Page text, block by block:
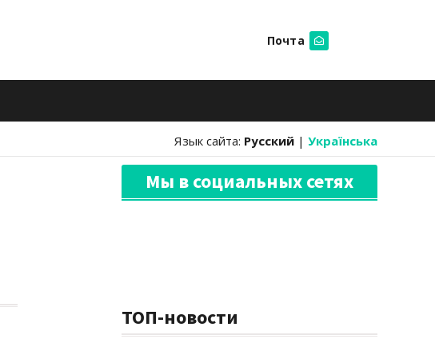
Почта
Язык сайта: Русский | Українська
Мы в социальных сетях
ТОП-новости